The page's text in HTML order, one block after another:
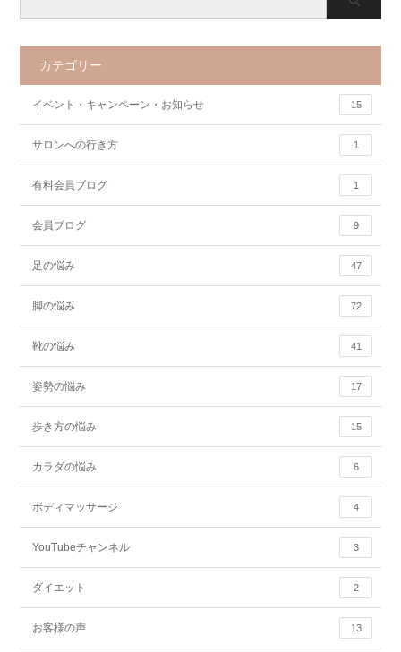
カテゴリー
イベント・キャンペーン・お知らせ 15
サロンへの行き方 1
有料会員ブログ 1
会員ブログ 9
足の悩み 47
脚の悩み 72
靴の悩み 41
姿勢の悩み 17
歩き方の悩み 15
カラダの悩み 6
ボディマッサージ 4
YouTubeチャンネル 3
ダイエット 2
お客様の声 13